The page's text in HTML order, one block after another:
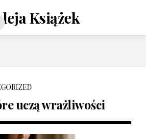
Książek
uczą wrażliwości